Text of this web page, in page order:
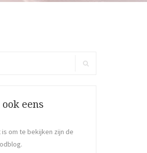
eens
om te bekijken zijn de